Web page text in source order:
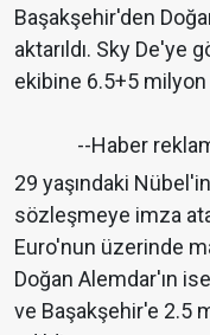
Başakşehir'den
aktarıldı. Sky De'ye
ekibine 6.5+5
--Haber
29 yaşındaki
sözleşmeye imza
Euro'nun üzerinde
Doğan Alemdar'ın
ve Başakşehir'e 2.5